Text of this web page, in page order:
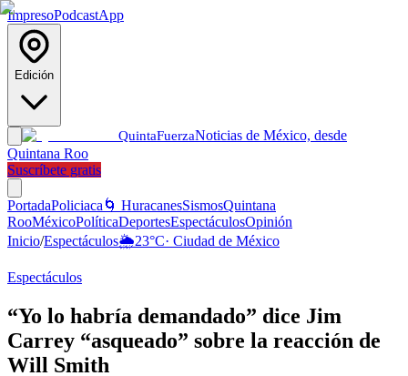
ImpresoPodcastApp
Edición
QuintaFuerzaNoticias de México, desde
Quintana Roo
Suscríbete gratis
PortadaPoliciaca 🌀 HuracanesSismosQuintana
RooMéxicoPolíticaDeportesEspectáculosOpinión
Inicio/Espectáculos🌦️23°C· Ciudad de México
Espectáculos
“Yo lo habría demandado” dice Jim
Carrey “asqueado” sobre la reacción de
Will Smith